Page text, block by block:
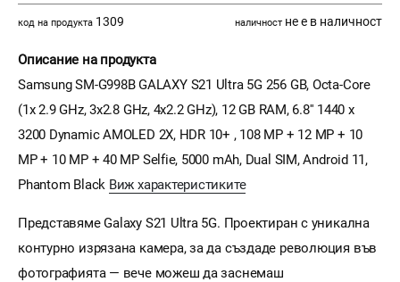
код на продукта 1309 наличност не е в наличност
Описание на продукта
Samsung SM-G998B GALAXY S21 Ultra 5G 256 GB, Octa-Core
(1x 2.9 GHz, 3x2.8 GHz, 4x2.2 GHz), 12 GB RAM, 6.8'' 1440 x
3200 Dynamic AMOLED 2X, HDR 10+ , 108 MP + 12 MP + 10
MP + 10 MP + 40 MP Selfie, 5000 mAh, Dual SIM, Android 11,
Phantom Black Виж характеристиките
Представяме Galaxy S21 Ultra 5G. Проектиран с уникална
контурно изрязана камера, за да създаде революция във
фотографията — вече можеш да заснемаш